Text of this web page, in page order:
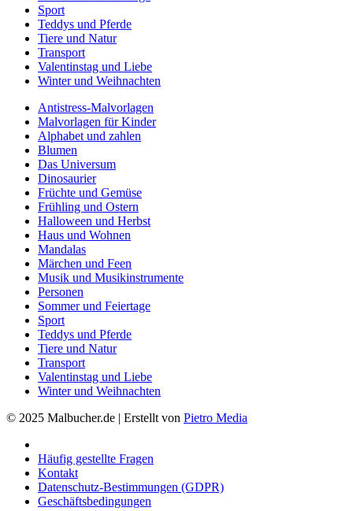
Sport
Teddys und Pferde
Tiere und Natur
Transport
Valentinstag und Liebe
Winter und Weihnachten
Antistress-Malvorlagen
Malvorlagen für Kinder
Alphabet und zahlen
Blumen
Das Universum
Dinosaurier
Früchte und Gemüse
Frühling und Ostern
Halloween und Herbst
Haus und Wohnen
Mandalas
Märchen und Feen
Musik und Musikinstrumente
Personen
Sommer und Feiertage
Sport
Teddys und Pferde
Tiere und Natur
Transport
Valentinstag und Liebe
Winter und Weihnachten
© 2025 Malbucher.de | Erstellt von Pietro Media
Häufig gestellte Fragen
Kontakt
Datenschutz-Bestimmungen (GDPR)
Geschäftsbedingungen